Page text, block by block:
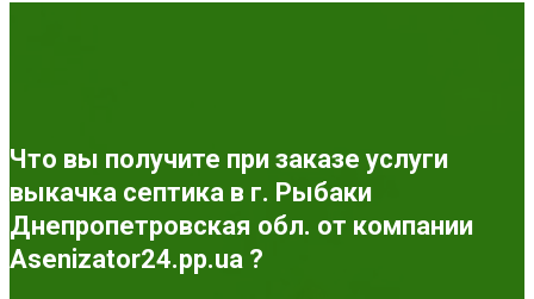
Что вы получите при заказе услуги
выкачка септика в г. Рыбаки
Днепропетровская обл. от компании
Asenizator24.pp.ua ?